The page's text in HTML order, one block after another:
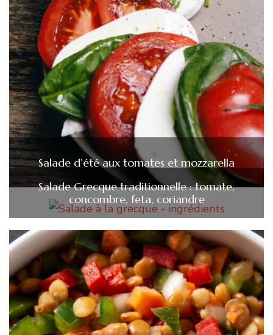
Salade d’été aux tomates et mozzarella
Salade Grecque traditionnelle : tomate,
concombre, feta, coriandre